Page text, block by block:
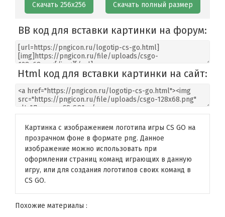
Скачать 256х256 Скачать полный размер
BB код для вставки картинки на форум:
Html код для вставки картинки на сайт:
Картинка с изображением логотипа игры CS GO на
прозрачном фоне в формате png. Данное
изображение можно использовать при
оформлении страниц команд играющих в данную
игру, или для создания логотипов своих команд в
CS GO.
Похожие материалы :